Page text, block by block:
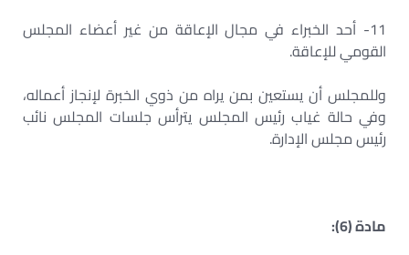
11- أحد الخبراء في مجال الإعاقة من غير أعضاء المجلس
القومي للإعاقة.
وللمجلس أن يستعين بمن يراه من ذوي الخبرة لإنجاز أعماله،
وفي حالة غياب رئيس المجلس يترأس جلسات المجلس نائب
رئيس مجلس الإدارة.
مادة (6):